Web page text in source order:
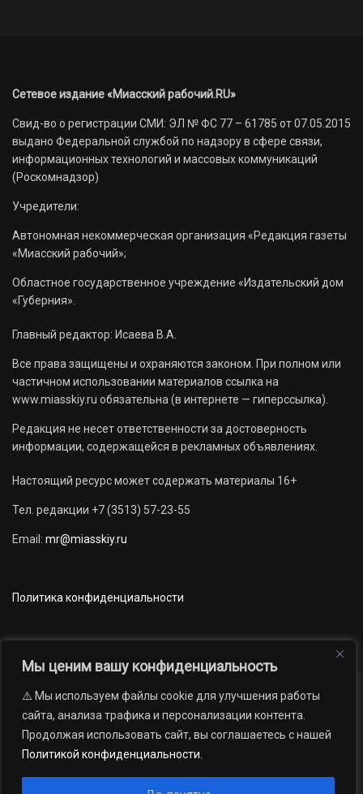
Мы ценим вашу конфиденциальность
⚠️ Мы используем файлы cookie для улучшения работы
сайта, анализа трафика и персонализации контента.
Продолжая использовать сайт, вы соглашаетесь с нашей
Политикой конфиденциальности
Сетевое издание «Миасский рабочий.RU»
Свид-во о регистрации СМИ: ЭЛ № ФС 77 – 61785 от 07.05.2015
выдано Федеральной службой по надзору в сфере связи,
информационных технологий и массовых коммуникаций
(Роскомнадзор)
Учредители:
Автономная некоммерческая организация «Редакция газеты
«Миасский рабочий»;
Областное государственное учреждение «Издательский дом
«Губерния».
Главный редактор: Исаева В.А.
Все права защищены и охраняются законом. При полном или
частичном использовании материалов ссылка на
www.miasskiy.ru обязательна (в интернете — гиперссылка).
Редакция не несет ответственности за достоверность
информации, содержащейся в рекламных объявлениях.
Настоящий ресурс может содержать материалы 16+
Тел. редакции +7 (3513) 57-23-55
Email: mr@miasskiy.ru
Политика конфиденциальности
Новости Наши проекты
Официально
АРХИВ
16+
газеты «Миасский рабочий»; Областное государственное учреждение
«Издательский дом «Губерния». Все права защищены.